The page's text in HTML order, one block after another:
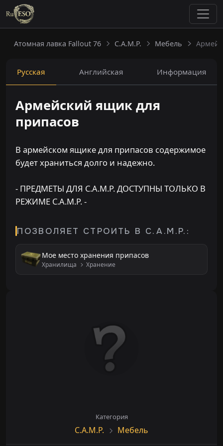
Атомная лавка Fallout 76 C.A.M.P. Мебель
Русская Английская Информация
Армейский ящик для
припасов
В армейском ящике для припасов содержимое
будет храниться долго и надежно.
- ПРЕДМЕТЫ ДЛЯ C.A.M.P. ДОСТУПНЫ ТОЛЬКО В
РЕЖИМЕ C.A.M.P. -
ПОЗВОЛЯЕТ СТРОИТЬ В C.A.M.P.:
Мое место хранения припасов
Хранилища Хранение
Категория
C.A.M.P. Мебель